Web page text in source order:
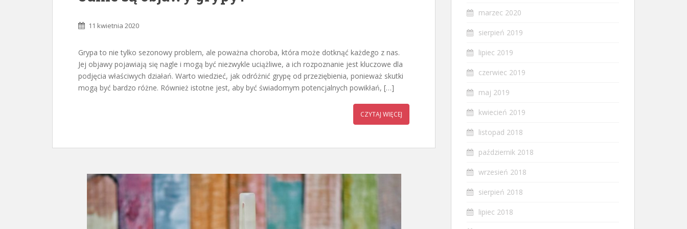
11 kwietnia 2020
Grypa to nie tylko sezonowy problem, ale poważna choroba, która może dotknąć każdego z nas.
Jej objawy pojawiają się nagle i mogą być niezwykle uciążliwe, a ich rozpoznanie jest kluczowe dla
podjęcia właściwych działań. Warto wiedzieć, jak odróżnić grypę od przeziębienia, ponieważ skutki
mogą być bardzo różne. Również istotne jest, aby być świadomym potencjalnych powikłań, […]
CZYTAJ WIĘCEJ
marzec 2020
sierpień 2019
lipiec 2019
czerwiec 2019
maj 2019
kwiecień 2019
listopad 2018
październik 2018
wrzesień 2018
sierpień 2018
lipiec 2018